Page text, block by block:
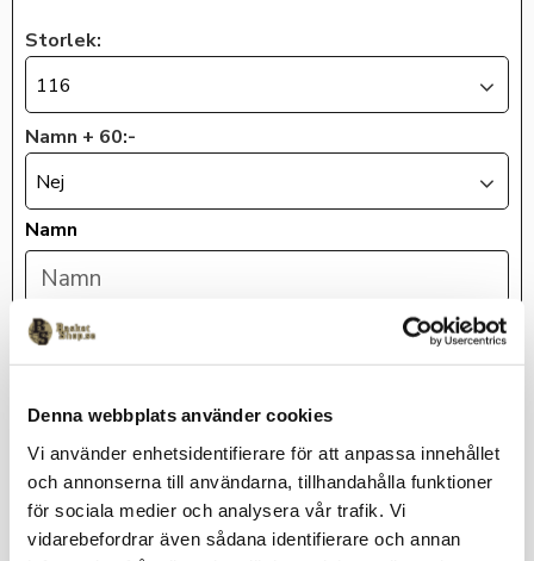
Denna webbplats använder cookies
Vi använder enhetsidentifierare för att anpassa innehållet
och annonserna till användarna, tillhandahålla funktioner
för sociala medier och analysera vår trafik. Vi
vidarebefordrar även sådana identifierare och annan
Storlek:
116
Namn + 60:-
Nej
KÖP
Namn
Artikelnr
Koping5_001